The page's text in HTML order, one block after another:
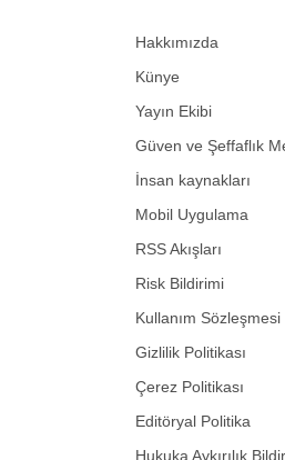
Hakkımızda
Künye
Yayın Ekibi
Güven ve Şeffaflık
İnsan kaynakları
Mobil Uygulama
RSS Akışları
Risk Bildirimi
Kullanım Sözleşmesi
Gizlilik Politikası
Çerez Politikası
Editöryal Politika
Hukuka Aykırılık